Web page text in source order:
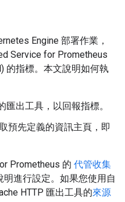
Engine 部署作業，
Service for Prometheus
的指標。本文說明如何執
匯出工具，以回報指標。
預先定義的資訊主頁，即
Prometheus 的 代管收集
進行設定。如果您使用自
HTTP 匯出工具的來源